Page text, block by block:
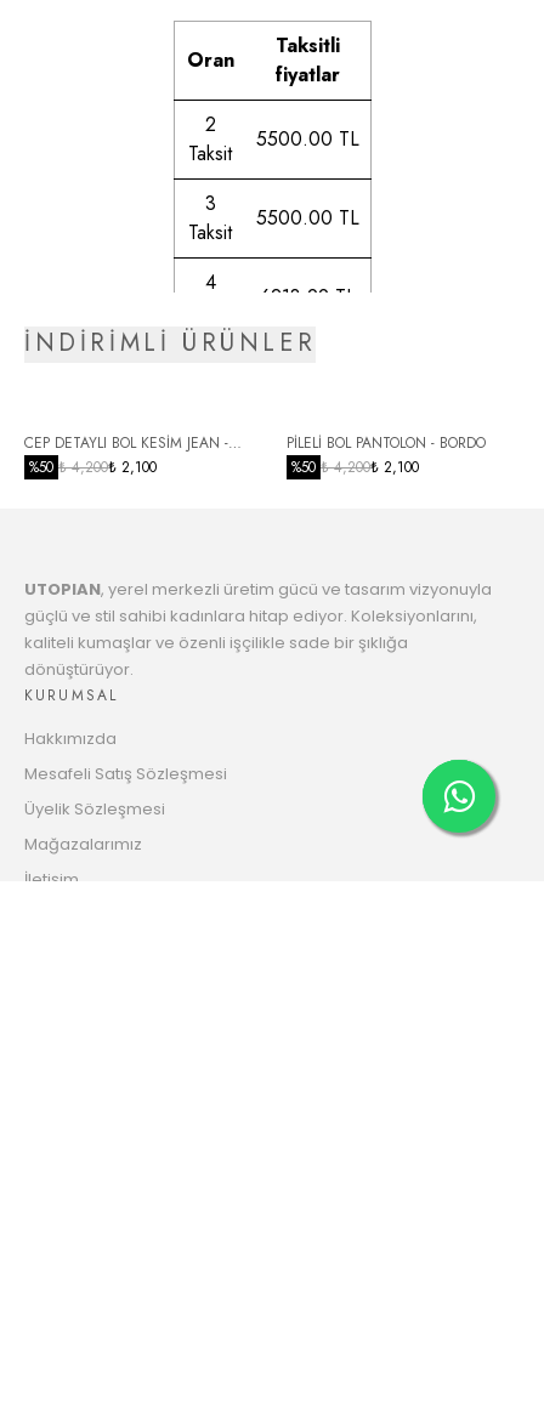
Oran
Taksitli
fiyatlar
2
Taksit
5500.00 TL
3
Taksit
5500.00 TL
4
6213.99 TL
6
6469.83 TL
8
Taksit
6789.29 TL
Taksit
İNDİRİMLİ ÜRÜNLER
CEP DETAYLI BOL KESİM JEAN -
SİYAH
%50 ₺ 4,200₺ 2,100
PİLELİ BOL PANTOLON - BORDO
%50 ₺ 4,200₺ 2,100
UTOPIAN, yerel merkezli üretim gücü ve tasarım vizyonuyla
güçlü ve stil sahibi kadınlara hitap ediyor. Koleksiyonlarını,
kaliteli kumaşlar ve özenli işçilikle sade bir şıklığa
dönüştürüyor.
KURUMSAL
Hakkımızda
Mesafeli Satış Sözleşmesi
Üyelik Sözleşmesi
Mağazalarımız
İletişim